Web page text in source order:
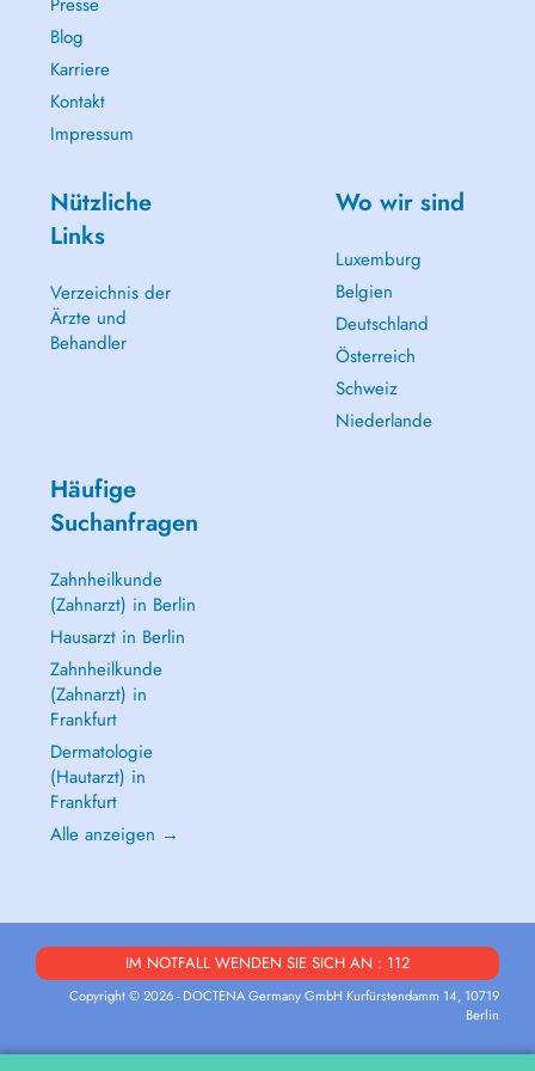
Blog
Karriere
Kontakt
Impressum
Nützliche
Links
Verzeichnis der
Ärzte und
Behandler
Wo wir sind
Luxemburg
Belgien
Deutschland
Österreich
Schweiz
Niederlande
Häufige
Suchanfragen
Zahnheilkunde
(Zahnarzt) in Berlin
Hausarzt in Berlin
Zahnheilkunde
(Zahnarzt) in
Frankfurt
Dermatologie
(Hautarzt) in
Frankfurt
Alle anzeigen →
IM NOTFALL WENDEN SIE SICH AN : 112
Copyright © 2026 - DOCTENA Germany GmbH Kurfürstendamm 14, 10719
Berlin